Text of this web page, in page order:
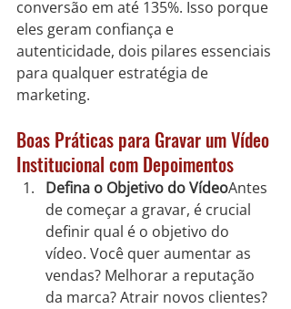
conversão em até 135%. Isso porque
eles geram confiança e
autenticidade, dois pilares essenciais
para qualquer estratégia de
marketing.
Boas Práticas para Gravar um Vídeo
Institucional com Depoimentos
Defina o Objetivo do VídeoAntes
de começar a gravar, é crucial
definir qual é o objetivo do
vídeo. Você quer aumentar as
vendas? Melhorar a reputação
da marca? Atrair novos clientes?